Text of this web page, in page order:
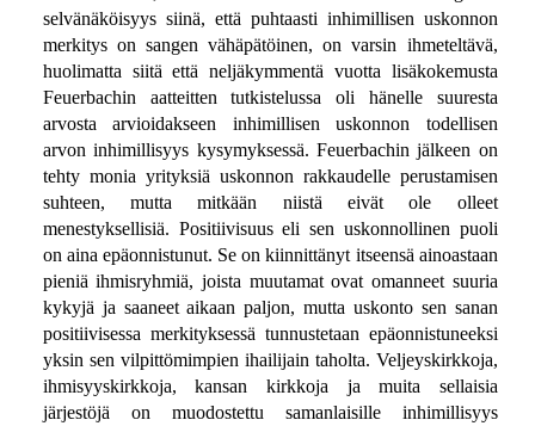
selvänäköisyys siinä, että puhtaasti inhimillisen uskonnon
merkitys on sangen vähäpätöinen, on varsin ihmeteltävä,
huolimatta siitä että neljäkymmentä vuotta lisäkokemusta
Feuerbachin aatteitten tutkistelussa oli hänelle suuresta
arvosta arvioidakseen inhimillisen uskonnon todellisen
arvon inhimillisyys kysymyksessä. Feuerbachin jälkeen on
tehty monia yrityksiä uskonnon rakkaudelle perustamisen
suhteen, mutta mitkään niistä eivät ole olleet
menestyksellisiä. Positiivisuus eli sen uskonnollinen puoli
on aina epäonnistunut. Se on kiinnittänyt itseensä ainoastaan
pieniä ihmisryhmiä, joista muutamat ovat omanneet suuria
kykyjä ja saaneet aikaan paljon, mutta uskonto sen sanan
positiivisessa merkityksessä tunnustetaan epäonnistuneeksi
yksin sen vilpittömimpien ihailijain taholta. Veljeyskirkkoja,
ihmisyyskirkkoja, kansan kirkkoja ja muita sellaisia
järjestöjä on muodostettu samanlaisille inhimillisyys